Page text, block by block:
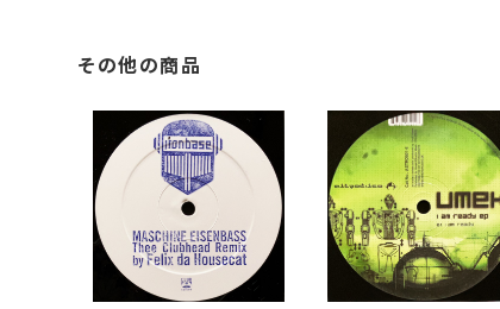
その他の商品